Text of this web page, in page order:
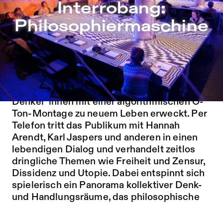
Zu Programm springen
Zu Aktuelles springen
Zu Seiten springen
Interrobang: Philosophiermaschine – Sophiensæle |
Interrobang:
Philosophiermaschine
Telefongespräche mit Philosoph*innen des
20. Jahrhunderts: Die Philosophiermaschine
ist eine künstliche Intelligenz, die tote
Denker*innen mit einer algorithmischen O-
Ton-Montage zu neuem Leben erweckt. Per
Telefon tritt das Publikum mit Hannah
Arendt, Karl Jaspers und anderen in einen
lebendigen Dialog und verhandelt zeitlos
dringliche Themen wie Freiheit und Zensur,
Dissidenz und Utopie. Dabei entspinnt sich
spielerisch ein Panorama kollektiver Denk-
und Handlungsräume, das philosophische